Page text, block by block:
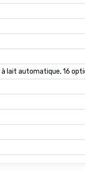
automatique, 16